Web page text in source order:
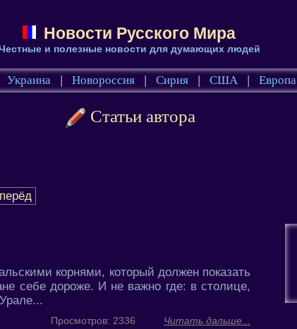
Новости Русского Мира
и полезные новости для думающих людей
Украина | Новороссия | Сирия | США | Европа
Статьи автора
корнями, который должен показать
себе дороже. И не важно где: в столице,
Читать дальше...
Просмотров: 2336